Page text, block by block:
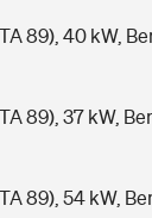
89), 40 kW,
89), 37 kW,
89), 54 kW,